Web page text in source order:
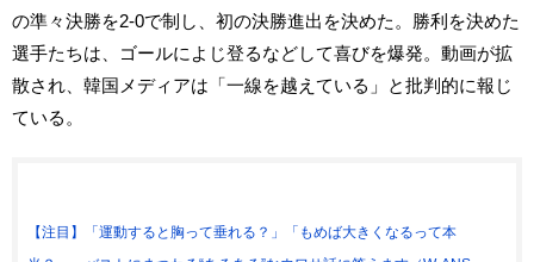
の準々決勝を2-0で制し、初の決勝進出を決めた。勝利を決めた
選手たちは、ゴールによじ登るなどして喜びを爆発。動画が拡
散され、韓国メディアは「一線を越えている」と批判的に報じ
ている。
【注目】「運動すると胸って垂れる？」「もめば大きくなるって本